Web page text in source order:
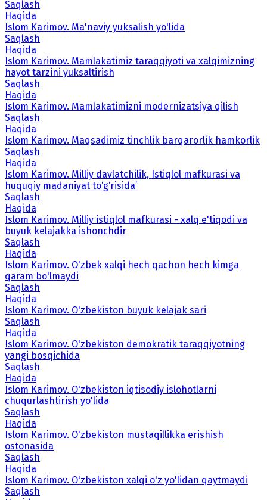
Saqlash
Haqida
Islom Karimov. Ma'naviy yuksalish yo'lida
Saqlash
Haqida
Islom Karimov. Mamlakatimiz taraqqiyoti va xalqimizning
hayot tarzini yuksaltirish
Saqlash
Haqida
Islom Karimov. Mamlakatimizni modernizatsiya qilish
Saqlash
Haqida
Islom Karimov. Maqsadimiz tinchlik barqarorlik hamkorlik
Saqlash
Haqida
Islom Karimov. Milliy davlatchilik, Istiqlol mafkurasi va
huquqiy madaniyat to‘g‘risida’
Saqlash
Haqida
Islom Karimov. Milliy istiqlol mafkurasi - xalq e'tiqodi va
buyuk kelajakka ishonchdir
Saqlash
Haqida
Islom Karimov. O'zbek xalqi hech qachon hech kimga
qaram bo'lmaydi
Saqlash
Haqida
Islom Karimov. O'zbekiston buyuk kelajak sari
Saqlash
Haqida
Islom Karimov. O'zbekiston demokratik taraqqiyotning
yangi bosqichida
Saqlash
Haqida
Islom Karimov. O'zbekiston iqtisodiy islohotlarni
chuqurlashtirish yo'lida
Saqlash
Haqida
Islom Karimov. O'zbekiston mustaqillikka erishish
ostonasida
Saqlash
Haqida
Islom Karimov. O'zbekiston xalqi o'z yo'lidan qaytmaydi
Saqlash